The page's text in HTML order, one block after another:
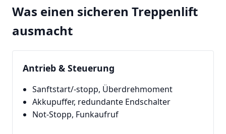
Was einen sicheren Treppenlift
ausmacht
Antrieb & Steuerung
Sanftstart/-stopp, Überdrehmoment
Akkupuffer, redundante Endschalter
Not-Stopp, Funkaufruf